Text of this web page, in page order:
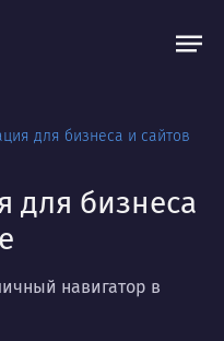
для бизнеса и сайтов
для бизнеса
навигатор в